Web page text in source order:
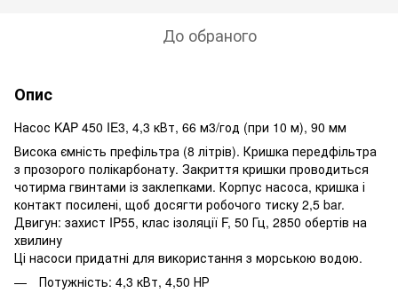
До обраного
Опис
Насос KAP 450 IE3, 4,3 кВт, 66 м3/год (при 10 м), 90 мм
Висока ємність префільтра (8 літрів). Кришка передфільтра
з прозорого полікарбонату. Закриття кришки проводиться
чотирма гвинтами із заклепками. Корпус насоса, кришка і
контакт посилені, щоб досягти робочого тиску 2,5 bar.
Двигун: захист IP55, клас ізоляції F, 50 Гц, 2850 обертів на
хвилину
Ці насоси придатні для використання з морською водою.
Потужність: 4,3 кВт, 4,50 НР